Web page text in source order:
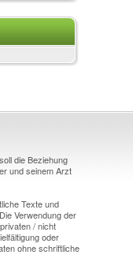
die Beziehung
und seinem Arzt
Texte und
Verwendung der
/ nicht
oder
ohne schriftliche